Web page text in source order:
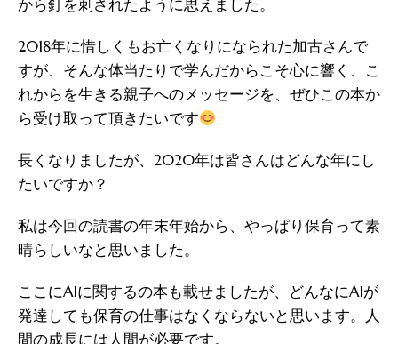
から釘を刺されたように思えました。
2018年に惜しくもお亡くなりになられた加古さんで
すが、そんな体当たりで学んだからこそ心に響く、こ
れからを生きる親子へのメッセージを、ぜひこの本か
ら受け取って頂きたいです
長くなりましたが、2020年は皆さんはどんな年にし
たいですか？
私は今回の読書の年末年始から、やっぱり保育って素
晴らしいなと思いました。
ここにAIに関するの本も載せましたが、どんなにAIが
発達しても保育の仕事はなくならないと思います。人
間の成長には人間が必要です。